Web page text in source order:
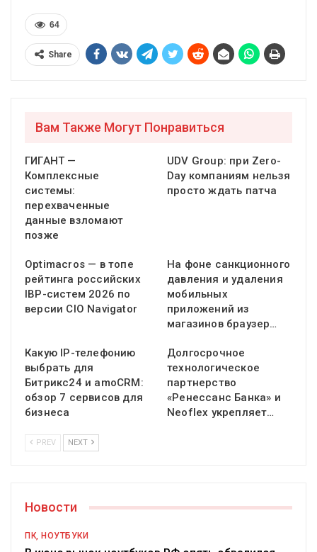
64
Share
Вам Также Могут Понравиться
ГИГАНТ —
Комплексные
системы:
перехваченные
данные взломают
позже
UDV Group: при Zero-
Day компаниям нельзя
просто ждать патча
Optimacros — в топе
рейтинга российских
IBP-систем 2026 по
версии CIO Navigator
На фоне санкционного
давления и удаления
мобильных
приложений из
магазинов браузер…
Какую IP-телефонию
выбрать для
Битрикс24 и amoCRM:
обзор 7 сервисов для
бизнеса
Долгосрочное
технологическое
партнерство
«Ренессанс Банка» и
Neoflex укрепляет…
PREV NEXT
Новости
ПК, НОУТБУКИ